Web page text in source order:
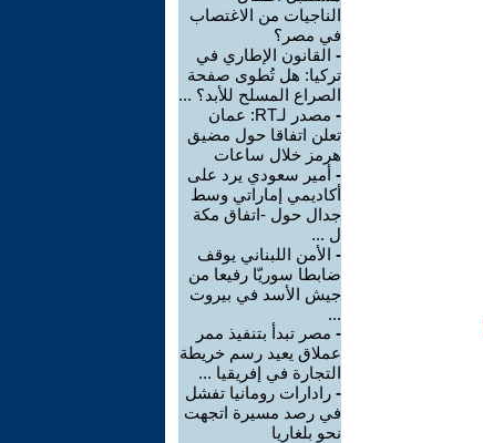
الناجيات من الاغتصاب
في مصر؟
- القانون الإطاري في
تركيا: هل تُطوى صفحة
الصراع المسلح للأبد؟ ...
-
مصدر لـRT: عمان
تعلن اتفاقا حول مضيق
هرمز خلال ساعات
- أمير سعودي يرد على
أكاديمي إماراتي وسط
جدال حول -اتفاق مكة
ل ...
- الأمن اللبناني يوقف
ضابطا سوريّا رفيعا من
جيش الأسد في بيروت
...
- مصر تبدأ بتنفيذ ممر
عملاق يعيد رسم خريطة
التجارة في إفريقيا ...
- رادارات رومانيا تفشل
في رصد مسيرة اتجهت
نحو بلغاريا